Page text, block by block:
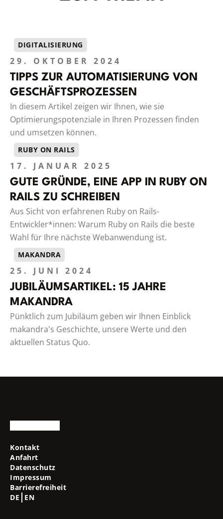
DIGITALISIERUNG
29. OKTOBER 2024
TIPPS ZUR AUTOMATISIERUNG VON
GESCHÄFTSPROZESSEN
In diesem Artikel zeigen wir Ihnen, wie sie
Optimierungspotenziale in Ihren Prozessen finden
und umsetzen können.
RUBY ON RAILS
17. JANUAR 2025
GUTE GRÜNDE, EINE APP IN RUBY ON
RAILS ZU SCHREIBEN
Aus Sicht von erfahrenen Ruby on Rails-
Entwickler*innen: Warum Ruby on Rails die beste
Wahl für Ihre nächste Webanwendung ist.
MAKANDRA
25. JUNI 2024
JUBILÄUMSARTIKEL: 15 JAHRE
MAKANDRA
Pünktlich zum Jubiläum geben wir Ihnen Einblick
makandra's Geschichte, unsere Werte und den
aktuellen Status Quo.
Kontakt
Anfahrt
Datenschutz
Impressum
Barrierefreiheit
DE
EN